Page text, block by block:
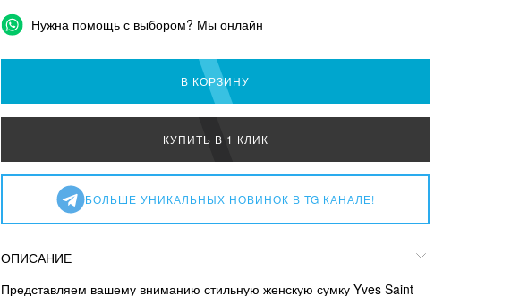
Нужна помощь с выбором? Мы онлайн
В КОРЗИНУ
КУПИТЬ В 1 КЛИК
БОЛЬШЕ УНИКАЛЬНЫХ НОВИНОК В TG КАНАЛЕ!
ОПИСАНИЕ
Представляем вашему вниманию стильную женскую сумку Yves Saint